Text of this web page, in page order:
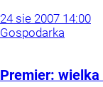
24 sie 2007 14:00
Gospodarka
Premier: